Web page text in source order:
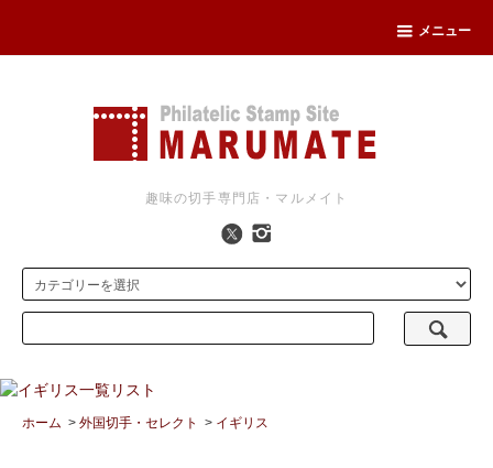
メニュー
趣味の切手専門店・マルメイト
ホーム > 外国切手・セレクト > イギリス